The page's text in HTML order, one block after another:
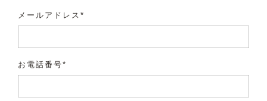
メールアドレス*
お電話番号*